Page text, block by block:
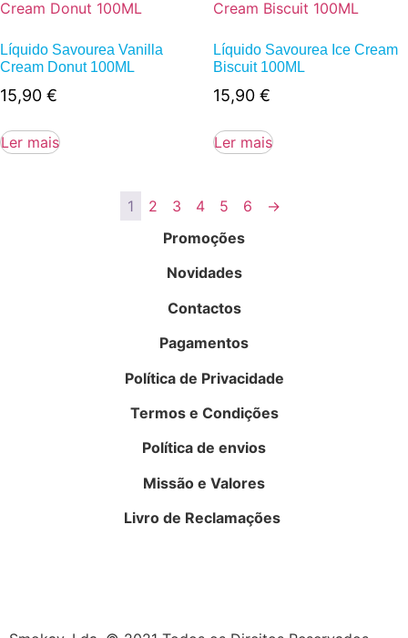
Líquido Savourea Vanilla
Cream Donut 100ML
15,90 €
Ler mais
Líquido Savourea Ice Cream
Biscuit 100ML
15,90 €
Ler mais
1 2 3 4 5 6
→
Promoções
Novidades
Contactos
Pagamentos
Política de Privacidade
Termos e Condições
Política de envios
Missão e Valores
Livro de Reclamações